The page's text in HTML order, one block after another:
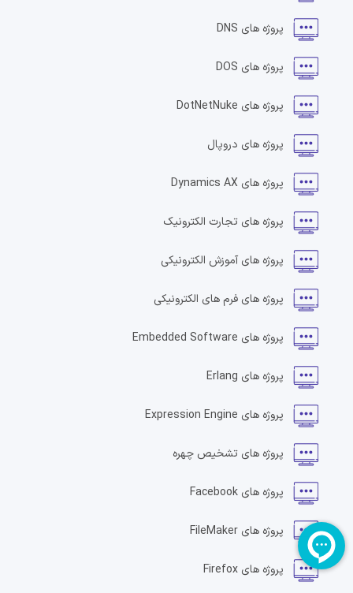
پروژه های DNS
پروژه های DOS
پروژه های DotNetNuke
پروژه های دروپال
پروژه های Dynamics AX
پروژه های تجارت الکترونیک
پروژه های آموزش الکترونیکی
پروژه های فرم های الکترونیکی
پروژه های Embedded Software
پروژه های Erlang
پروژه های Expression Engine
پروژه های تشخیص چهره
پروژه های Facebook
پروژه های FileMaker
پروژه های Firefox